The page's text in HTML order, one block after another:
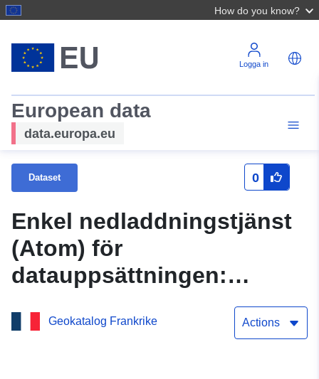
How do you know?
Logga in
European data
data.europa.eu
Dataset 0
Enkel nedladdningstjänst
(Atom) för
datauppsättningen:
kommunen Cazaux-
Geokatalog Frankrike Actions